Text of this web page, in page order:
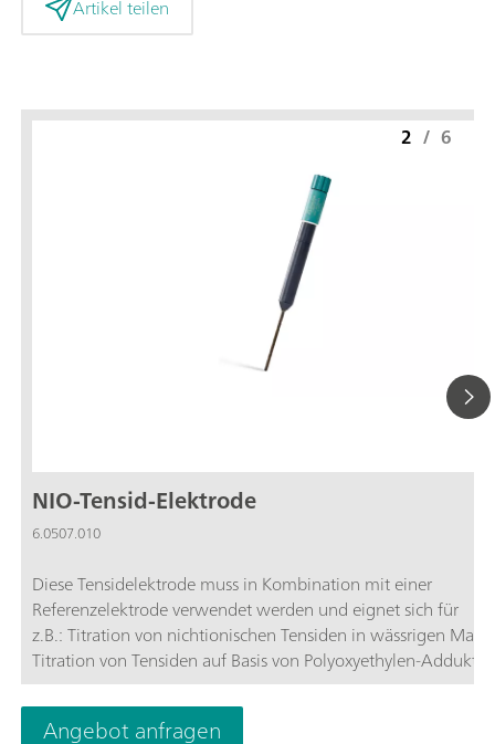
Artikel teilen
NIO-Tensid-Elektrode
6.0507.010
Diese Tensidelektrode muss in Kombination mit einer
Referenzelektrode verwendet werden und eignet sich für
z.B.: Titration von nichtionischen Tensiden in wässrigen
Titration von Tensiden auf Basis von Polyoxyethylen-
Titration von pharmazeutischen Wirkstoffen mit
Natriumtetraphenylborat;
2 / 6
Angebot anfragen